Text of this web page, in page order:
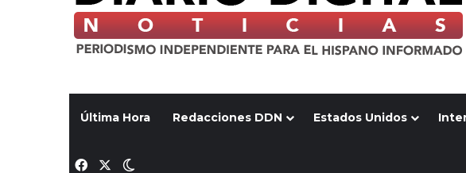
Última Hora Redacciones DDN Estados Unidos
Facebook